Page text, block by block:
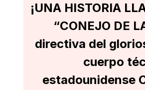
¡UNA HISTORIA
“CONEJO DE
directiva del
cuerpo
estadounidense